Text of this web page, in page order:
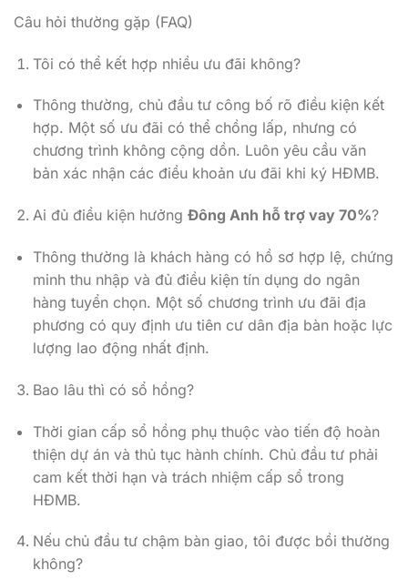
Câu hỏi thường gặp (FAQ)
Tôi có thể kết hợp nhiều ưu đãi không?
Thông thường, chủ đầu tư công bố rõ điều kiện kết
hợp. Một số ưu đãi có thể chồng lấp, nhưng có
chương trình không cộng dồn. Luôn yêu cầu văn
bản xác nhận các điều khoản ưu đãi khi ký HĐMB.
Ai đủ điều kiện hưởng Đông Anh hỗ trợ vay 70%?
Thông thường là khách hàng có hồ sơ hợp lệ, chứng
minh thu nhập và đủ điều kiện tín dụng do ngân
hàng tuyển chọn. Một số chương trình ưu đãi địa
phương có quy định ưu tiên cư dân địa bàn hoặc lực
lượng lao động nhất định.
Bao lâu thì có sổ hồng?
Thời gian cấp sổ hồng phụ thuộc vào tiến độ hoàn
thiện dự án và thủ tục hành chính. Chủ đầu tư phải
cam kết thời hạn và trách nhiệm cấp sổ trong
HĐMB.
Nếu chủ đầu tư chậm bàn giao, tôi được bồi thường
không?